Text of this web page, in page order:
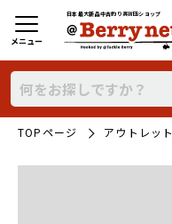
日本最大新品中古釣り具WEBショップ
メニュー
TOPページ アウトレット